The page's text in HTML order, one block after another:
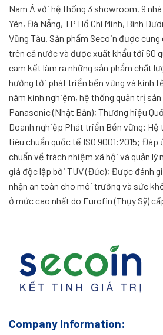
Nam Á với hệ thống 3 showroom, 9
Yên, Đà Nẵng, TP Hồ Chí Minh, Bình
Vũng Tàu. Sản phẩm Secoin được
trên cả nước và được xuất khẩu tới 60
cam kết làm ra những sản phẩm chất
hướng tới phát triển bền vững và kinh
năm kinh nghiệm, hệ thống quản trị
Panasonic (Nhật Bản); Thương hiệu
Doanh nghiệp Phát triển Bền vững; Hệ
tiêu chuẩn quốc tế ISO 9001:2015; Đáp
chuẩn về trách nhiệm xã hội và quản
giá độc lập bởi TUV (Đức); Được đánh
nhận an toàn cho môi trường và sức
ở mức cao nhất do Eurofin (Thụy Sỹ)
Company Information: